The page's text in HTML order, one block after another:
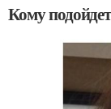
Кому